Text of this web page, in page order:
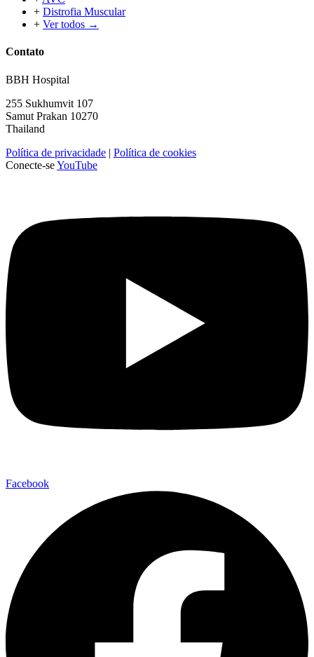
+ Distrofia Muscular
+ Ver todos →
Contato
BBH Hospital
255 Sukhumvit 107
Samut Prakan 10270
Thailand
Política de privacidade | Política de cookies
Conecte-seYouTube
Facebook